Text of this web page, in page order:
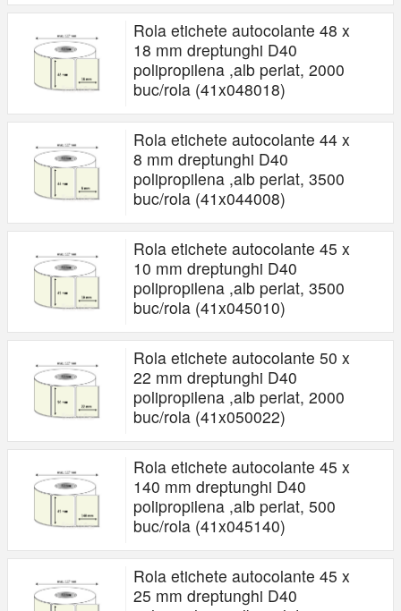
Rola etichete autocolante 48 x
18 mm dreptunghi D40
polipropilena ,alb perlat, 2000
buc/rola (41x048018)
Rola etichete autocolante 44 x
8 mm dreptunghi D40
polipropilena ,alb perlat, 3500
buc/rola (41x044008)
Rola etichete autocolante 45 x
10 mm dreptunghi D40
polipropilena ,alb perlat, 3500
buc/rola (41x045010)
Rola etichete autocolante 50 x
22 mm dreptunghi D40
polipropilena ,alb perlat, 2000
buc/rola (41x050022)
Rola etichete autocolante 45 x
140 mm dreptunghi D40
polipropilena ,alb perlat, 500
buc/rola (41x045140)
Rola etichete autocolante 45 x
25 mm dreptunghi D40